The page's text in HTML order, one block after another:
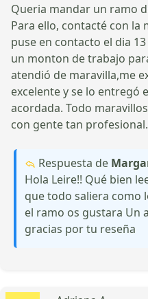
Queria mandar un ramo
Para ello, contacté con la
puse en contacto el dia
un monton de trabajo
atendió de maravilla,me
excelente y se lo entregó
acordada. Todo
con gente tan profesional.
Respuesta de
Hola Leire!! Qué bien
que todo saliera como
el ramo os gustara Un
gracias por tu reseña